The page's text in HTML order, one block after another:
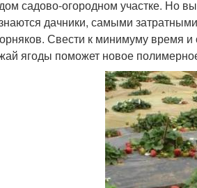
садово-огородном участке. Но
дачники, самыми
Свести к минимуму время
ягоды поможет новое